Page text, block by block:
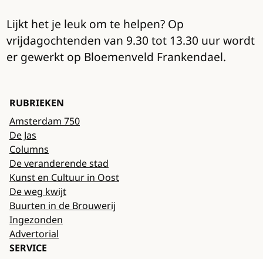
Lijkt het je leuk om te helpen? Op
vrijdagochtenden van 9.30 tot 13.30 uur wordt
er gewerkt op Bloemenveld Frankendael.
RUBRIEKEN
Amsterdam 750
De Jas
Columns
De veranderende stad
Kunst en Cultuur in Oost
De weg kwijt
Buurten in de Brouwerij
Ingezonden
Advertorial
SERVICE